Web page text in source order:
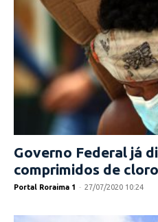
Governo Federal já
comprimidos de
Portal Roraima 1 - 27/07/2020 10:24